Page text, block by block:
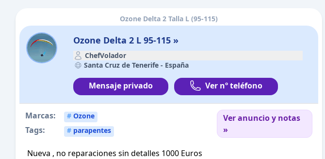
Ozone Delta 2 Talla L (95-115)
Ozone Delta 2 L 95-115 »
ChefVolador
Santa Cruz de Tenerife - España
Mensaje privado Ver nº teléfono
Marcas: #Ozone
Tags: #parapentes
Ver anuncio y notas
»
Nueva , no reparaciones sin detalles 1000 Euros